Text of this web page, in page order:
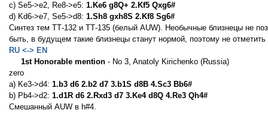
c) Se5->e2, Re8->e5: 1.Ke6 g8Q+ 2.Kf5 Qxg6#
d) Kd6->e7, Se5->d8: 1.Sh8 gxh8S 2.Kf8 Sg6#
Синтез тем ТТ-132 и ТТ-135 (белый AUW). Необычные близнецы не
быть, в будущем такие близнецы станут нормой, поэтому не отметить
RU <-> EN
1st Honorable mention - No 3, Anatoly Kirichenko (Russia)
zero
a) Ke3->d4: 1.b3 d6 2.b2 d7 3.b1S d8B 4.Sc3 Bb6#
b) Pb4->d2: 1.d1R d6 2.Rxd3 d7 3.Ke4 d8Q 4.Re3 Qh4#
Смешанный AUW в h#4.